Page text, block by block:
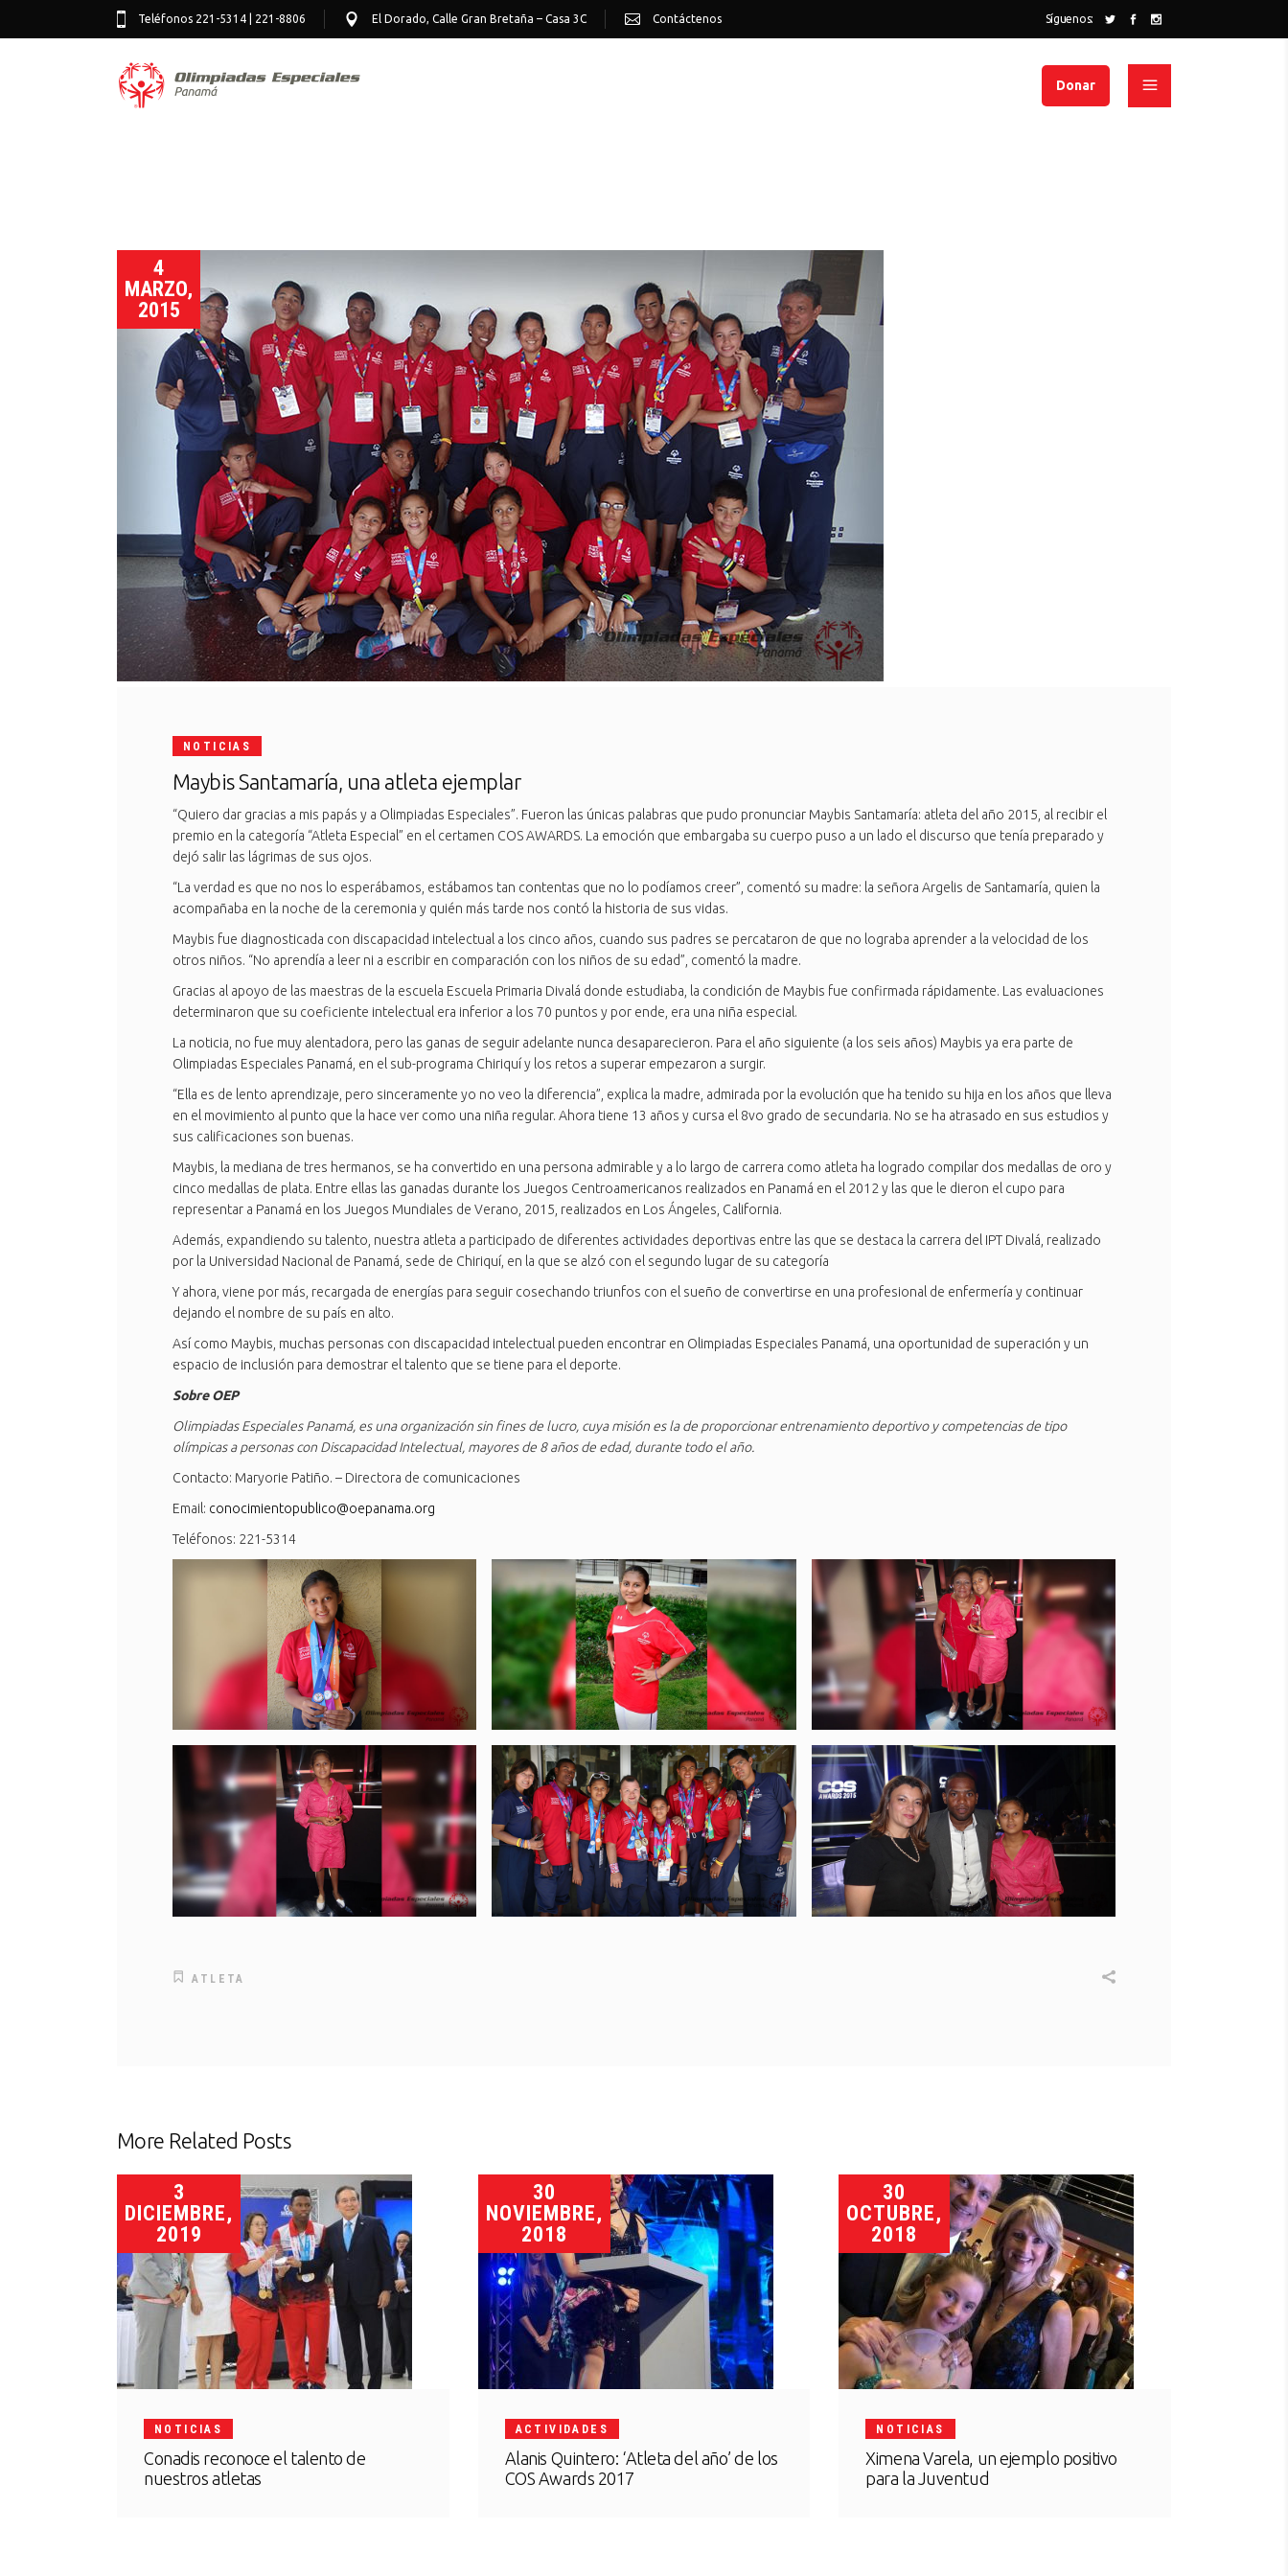
Teléfonos 221-5314 | 221-8806 El Dorado, Calle Gran Bretaña – Casa 3C Contáctenos Síguenos:
Donar
4
MARZO,
2015
NOTICIAS
Maybis Santamaría, una atleta ejemplar
“Quiero dar gracias a mis papás y a Olimpiadas Especiales”. Fueron las únicas palabras que pudo pronunciar Maybis Santamaría: atleta del año 2015, al recibir el
premio en la categoría “Atleta Especial” en el certamen COS AWARDS. La emoción que embargaba su cuerpo puso a un lado el discurso que tenía preparado y
dejó salir las lágrimas de sus ojos.
“La verdad es que no nos lo esperábamos, estábamos tan contentas que no lo podíamos creer”, comentó su madre: la señora Argelis de Santamaría, quien la
acompañaba en la noche de la ceremonia y quién más tarde nos contó la historia de sus vidas.
Maybis fue diagnosticada con discapacidad intelectual a los cinco años, cuando sus padres se percataron de que no lograba aprender a la velocidad de los
otros niños. “No aprendía a leer ni a escribir en comparación con los niños de su edad”, comentó la madre.
Gracias al apoyo de las maestras de la escuela Escuela Primaria Divalá donde estudiaba, la condición de Maybis fue confirmada rápidamente. Las evaluaciones
determinaron que su coeficiente intelectual era inferior a los 70 puntos y por ende, era una niña especial.
La noticia, no fue muy alentadora, pero las ganas de seguir adelante nunca desaparecieron. Para el año siguiente (a los seis años) Maybis ya era parte de
Olimpiadas Especiales Panamá, en el sub-programa Chiriquí y los retos a superar empezaron a surgir.
“Ella es de lento aprendizaje, pero sinceramente yo no veo la diferencia”, explica la madre, admirada por la evolución que ha tenido su hija en los años que lleva
en el movimiento al punto que la hace ver como una niña regular. Ahora tiene 13 años y cursa el 8vo grado de secundaria. No se ha atrasado en sus estudios y
sus calificaciones son buenas.
Maybis, la mediana de tres hermanos, se ha convertido en una persona admirable y a lo largo de carrera como atleta ha logrado compilar dos medallas de oro y
cinco medallas de plata. Entre ellas las ganadas durante los Juegos Centroamericanos realizados en Panamá en el 2012 y las que le dieron el cupo para
representar a Panamá en los Juegos Mundiales de Verano, 2015, realizados en Los Ángeles, California.
Además, expandiendo su talento, nuestra atleta a participado de diferentes actividades deportivas entre las que se destaca la carrera del IPT Divalá, realizado
por la Universidad Nacional de Panamá, sede de Chiriquí, en la que se alzó con el segundo lugar de su categoría
Y ahora, viene por más, recargada de energías para seguir cosechando triunfos con el sueño de convertirse en una profesional de enfermería y continuar
dejando el nombre de su país en alto.
Así como Maybis, muchas personas con discapacidad intelectual pueden encontrar en Olimpiadas Especiales Panamá, una oportunidad de superación y un
espacio de inclusión para demostrar el talento que se tiene para el deporte.
Sobre OEP
Olimpiadas Especiales Panamá, es una organización sin fines de lucro, cuya misión es la de proporcionar entrenamiento deportivo y competencias de tipo
olímpicas a personas con Discapacidad Intelectual, mayores de 8 años de edad, durante todo el año.
Contacto: Maryorie Patiño. – Directora de comunicaciones
Email: conocimientopublico@oepanama.org
Teléfonos: 221-5314
ATLETA
More Related Posts
3
DICIEMBRE,
2019
NOTICIAS
Conadis reconoce el talento de
nuestros atletas
30
NOVIEMBRE,
2018
ACTIVIDADES
Alanis Quintero: ‘Atleta del año’ de los
COS Awards 2017
30
OCTUBRE,
2018
NOTICIAS
Ximena Varela, un ejemplo positivo
para la Juventud